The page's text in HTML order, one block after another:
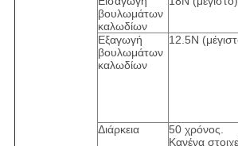
βουλωμάτων
καλωδίων
Εξαγωγή
βουλωμάτων
καλωδίων
12.5N
Διάρκεια
50 χρόνος.
Κανένα